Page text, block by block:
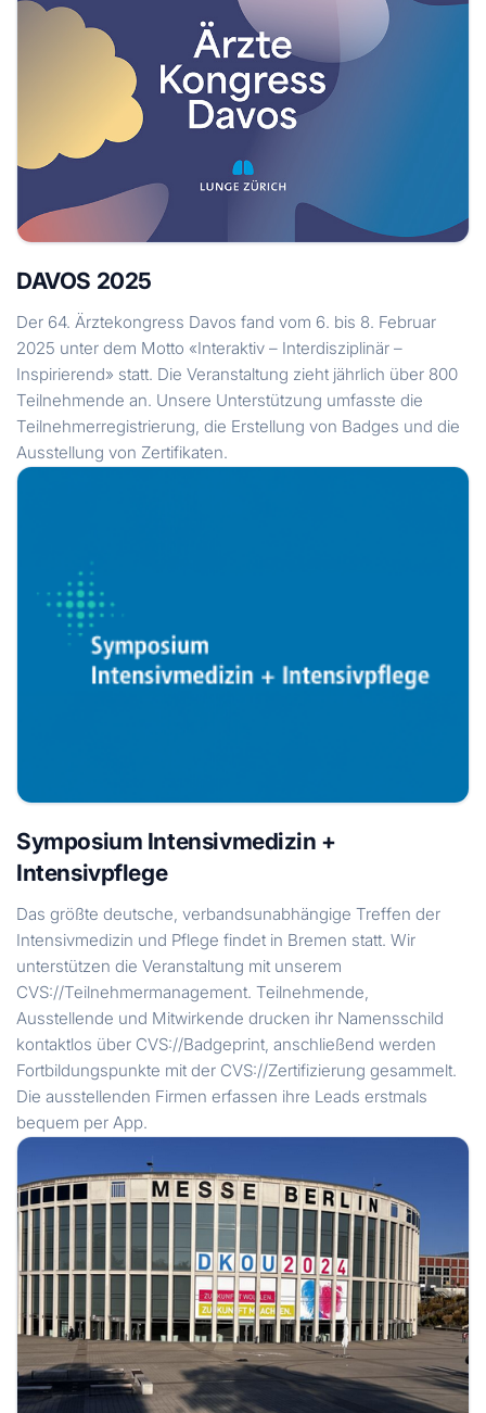
DAVOS 2025
Der 64. Ärztekongress Davos fand vom 6. bis 8. Februar
2025 unter dem Motto «Interaktiv – Interdisziplinär –
Inspirierend» statt. Die Veranstaltung zieht jährlich über 800
Teilnehmende an. Unsere Unterstützung umfasste die
Teilnehmerregistrierung, die Erstellung von Badges und die
Ausstellung von Zertifikaten.
Symposium Intensivmedizin +
Intensivpflege
Das größte deutsche, verbandsunabhängige Treffen der
Intensivmedizin und Pflege findet in Bremen statt. Wir
unterstützen die Veranstaltung mit unserem
CVS://Teilnehmermanagement. Teilnehmende,
Ausstellende und Mitwirkende drucken ihr Namensschild
kontaktlos über CVS://Badgeprint, anschließend werden
Fortbildungspunkte mit der CVS://Zertifizierung gesammelt.
Die ausstellenden Firmen erfassen ihre Leads erstmals
bequem per App.